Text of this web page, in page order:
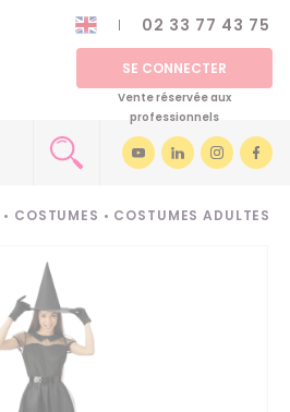
02 33 77 43 75
SE CONNECTER
Vente réservée aux
professionnels
• COSTUMES • COSTUMES ADULTES